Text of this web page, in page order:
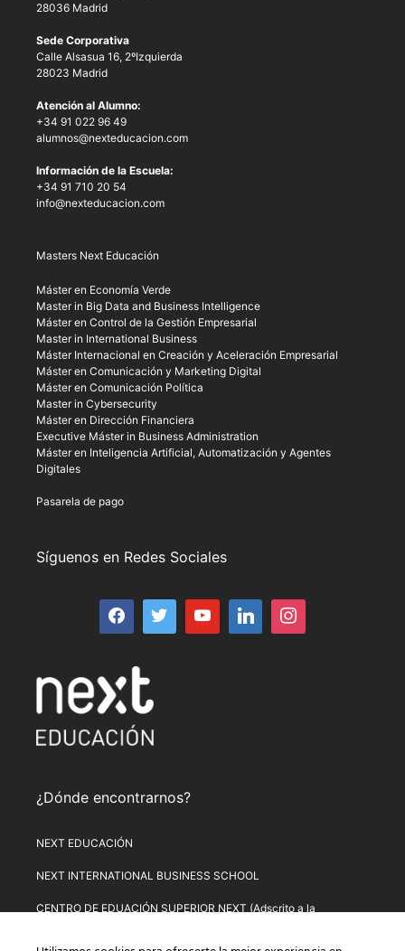
28036 Madrid
Sede Corporativa
Calle Alsasua 16, 2ºIzquierda
28023 Madrid
Atención al Alumno:
+34 91 022 96 49
alumnos@nexteducacion.com
Información de la Escuela:
+34 91 710 20 54
info@nexteducacion.com
Masters Next Educación
Máster en Economía Verde
Master in Big Data and Business Intelligence
Máster en Control de la Gestión Empresarial
Master in International Business
Máster Internacional en Creación y Aceleración Empresarial
Máster en Comunicación y Marketing Digital
Máster en Comunicación Política
Master in Cybersecurity
Máster en Dirección Financiera
Executive Máster in Business Administration
Máster en Inteligencia Artificial, Automatización y Agentes
Digitales
Pasarela de pago
Síguenos en Redes Sociales
¿Dónde encontrarnos?
NEXT EDUCACIÓN
NEXT INTERNATIONAL BUSINESS SCHOOL
CENTRO DE EDUACIÓN SUPERIOR NEXT (Adscrito a la